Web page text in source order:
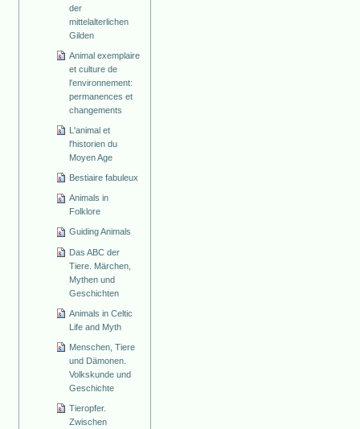
der
mittelalterlichen
Gilden
Animal exemplaire
et culture de
l'environnement:
permanences et
changements
L'animal et
l'historien du
Moyen Age
Bestiaire fabuleux
Animals in
Folklore
Guiding Animals
Das ABC der
Tiere. Märchen,
Mythen und
Geschichten
Animals in Celtic
Life and Myth
Menschen, Tiere
und Dämonen.
Volkskunde und
Geschichte
Tieropfer.
Zwischen